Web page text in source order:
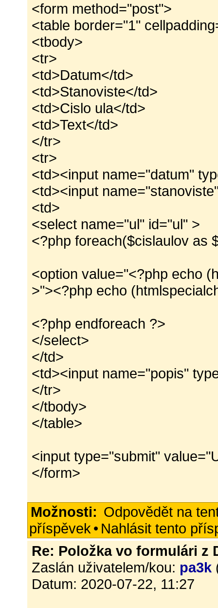
<form method="post">
<table border="1"
<tbody>
<tr>
<td>Datum</td>
<td>Stanoviste</td>
<td>Cislo ula</td>
<td>Text</td>
</tr>
<tr>
<td><input name="datum"
<td><input
<td>
<select name="ul" id="ul" >
<?php foreach($cislaulov as
<option value="<?php echo
>"><?php echo
<?php endforeach ?>
</select>
</td>
<td><input name="popis"
</tr>
</tbody>
</table>
<input type="submit"
</form>
Možnosti: Odpovědět na
příspěvek • Nahlásit tento
Re: Položka vo formulári z
Zaslán uživatelem/kou: pa3k
Datum: 2020-07-22, 11:27